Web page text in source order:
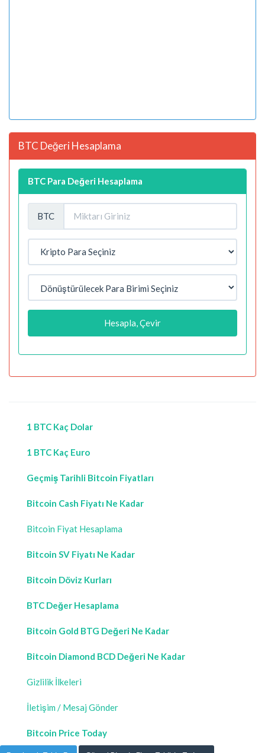
BTC Değeri Hesaplama
BTC Para Değeri Hesaplama
BTC
Hesapla, Çevir
1 BTC Kaç Dolar
1 BTC Kaç Euro
Geçmiş Tarihli Bitcoin Fiyatları
Bitcoin Cash Fiyatı Ne Kadar
Bitcoin Fiyat Hesaplama
Bitcoin SV Fiyatı Ne Kadar
Bitcoin Döviz Kurları
BTC Değer Hesaplama
Bitcoin Gold BTG Değeri Ne Kadar
Bitcoin Diamond BCD Değeri Ne Kadar
Gizlilik İlkeleri
İletişim / Mesaj Gönder
Bitcoin Price Today